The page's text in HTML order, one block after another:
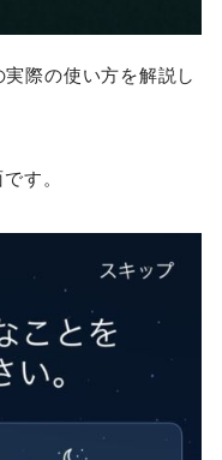
際の使い方を解説し
す。